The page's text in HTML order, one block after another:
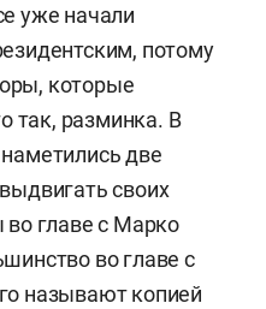
уже начали
потому
которые
так, разминка. В
две
своих
во главе с Марко
во главе с
называют копией